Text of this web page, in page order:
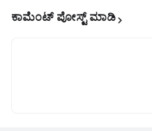
ಕಾಮೆಂಟ್‌‌ ಪೋಸ್ಟ್‌ ಮಾಡಿ